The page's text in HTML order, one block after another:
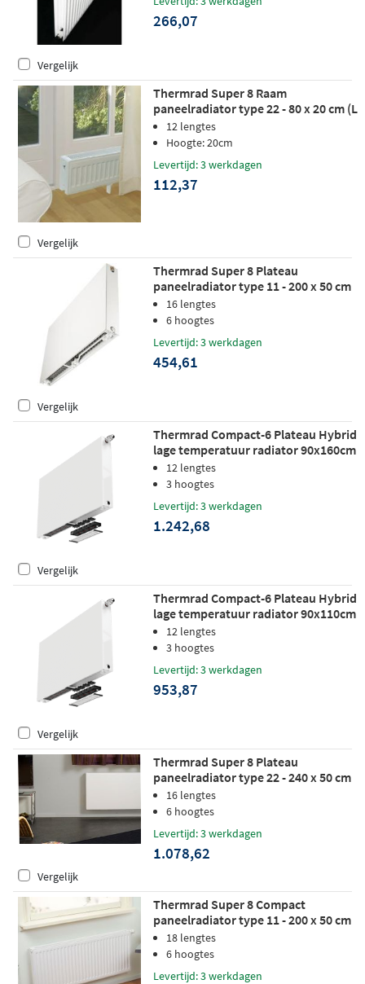
266,07
Vergelijk
Thermrad Super 8 Raam
paneelradiator type 22 - 80 x 20 cm (L
x H)12 lengtes
Hoogte: 20cm
Levertijd: 3 werkdagen
112,37
Vergelijk
Thermrad Super 8 Plateau
paneelradiator type 11 - 200 x 50 cm
(L x H)
16 lengtes
6 hoogtes
Levertijd: 3 werkdagen
454,61
Vergelijk
Thermrad Compact-6 Plateau Hybrid
lage temperatuur radiator 90x160cm
1299W
12 lengtes
3 hoogtes
Levertijd: 3 werkdagen
1.242,68
Vergelijk
Thermrad Compact-6 Plateau Hybrid
lage temperatuur radiator 90x110cm
893W12 lengtes
3 hoogtes
Levertijd: 3 werkdagen
953,87
Vergelijk
Thermrad Super 8 Plateau
paneelradiator type 22 - 240 x 50 cm
(L x H)
16 lengtes
6 hoogtes
Levertijd: 3 werkdagen
1.078,62
Vergelijk
Thermrad Super 8 Compact
paneelradiator type 11 - 200 x 50 cm
(L x H)
18 lengtes
6 hoogtes
Levertijd: 3 werkdagen